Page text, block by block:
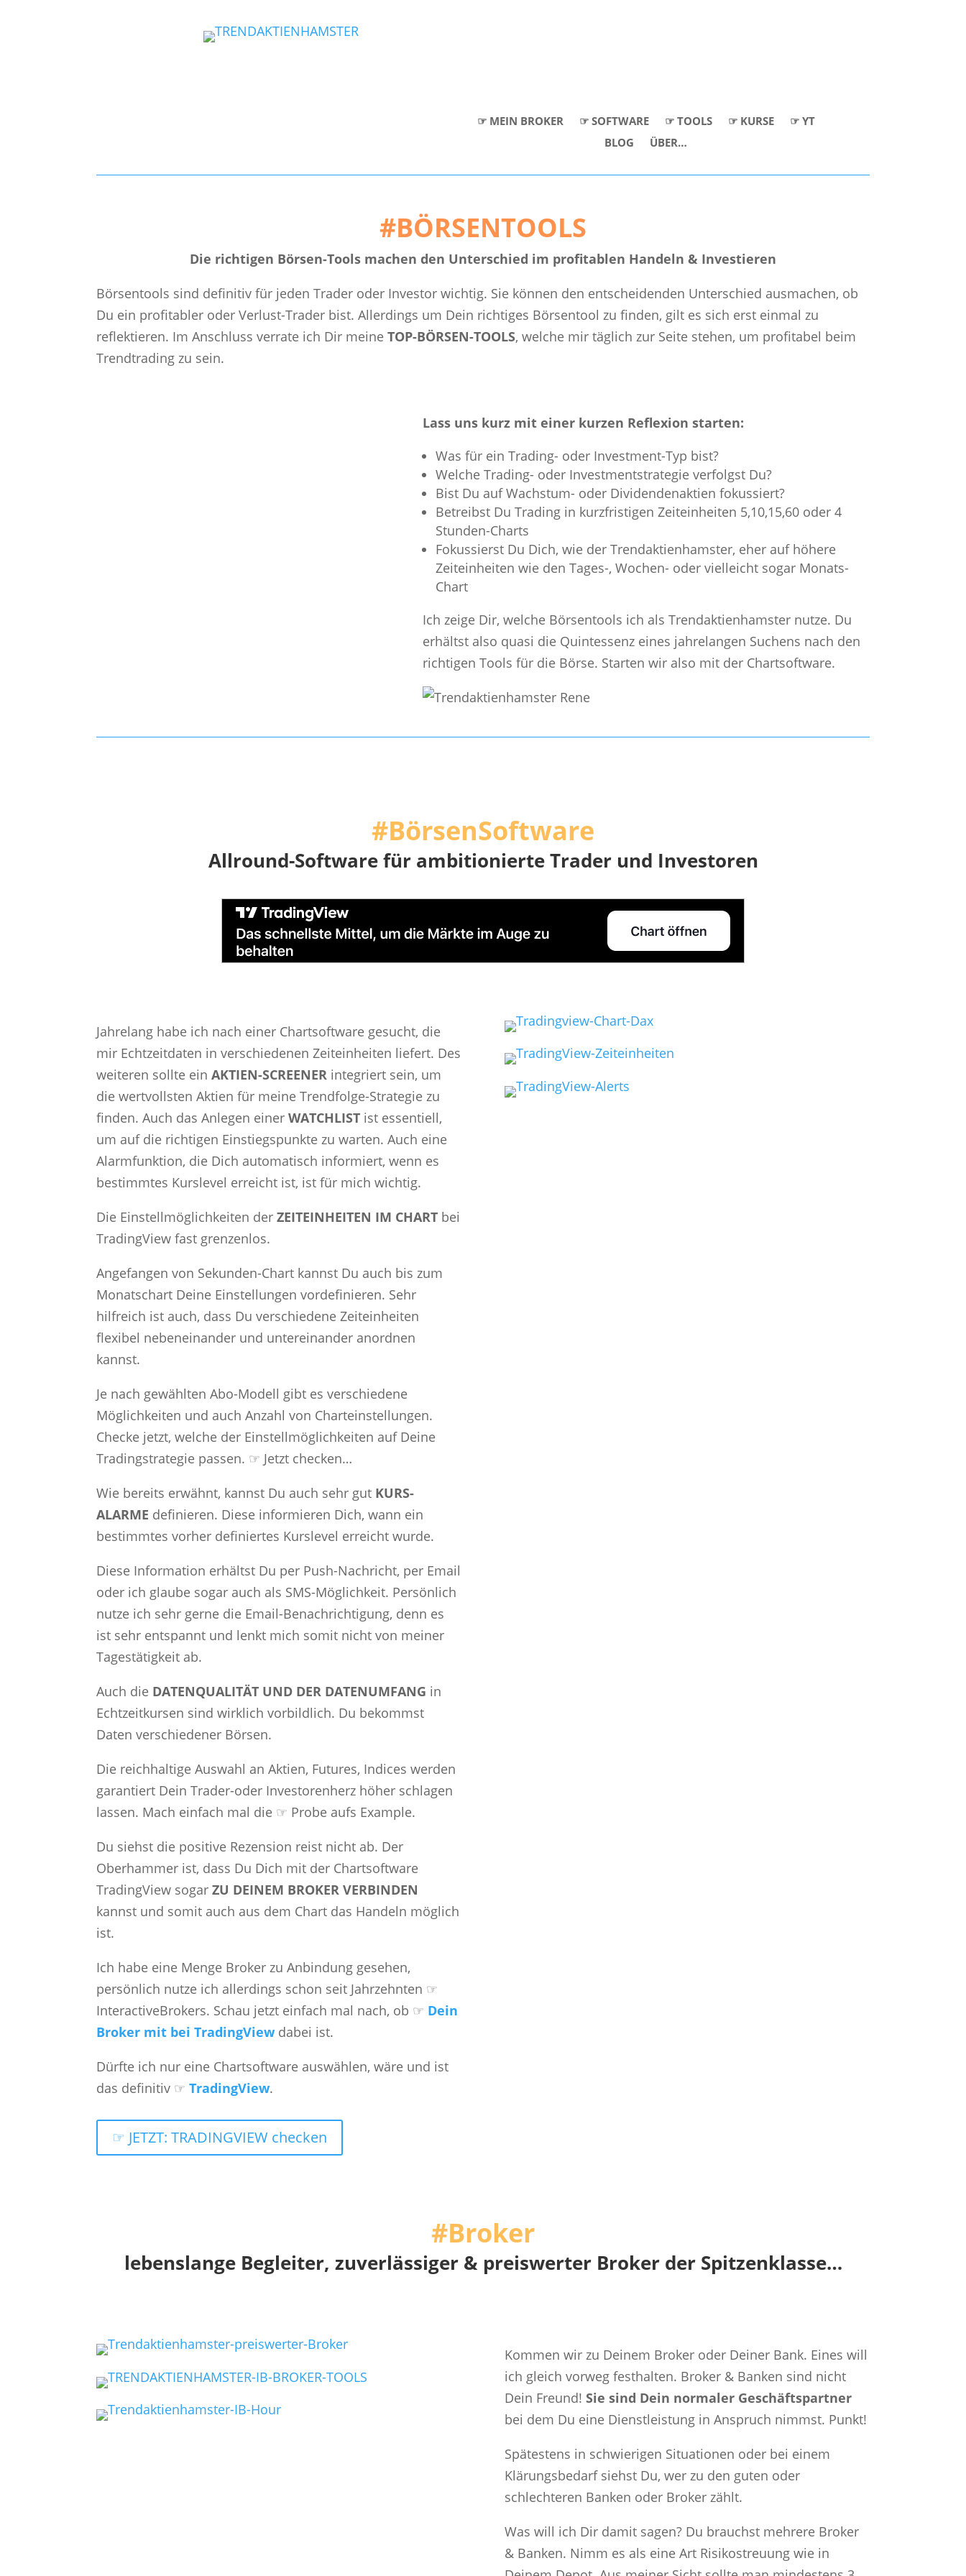
☞ MEIN BROKER ☞ SOFTWARE ☞ TOOLS ☞ KURSE
☞ YT
BLOG
ÜBER…
#BÖRSENTOOLS
Die richtigen Börsen-Tools machen den Unterschied im profitablen Handeln & Investieren
Börsentools sind definitiv für jeden Trader oder Investor wichtig. Sie können den entscheidenden Unterschied ausmachen, ob
Du ein profitabler oder Verlust-Trader bist. Allerdings um Dein richtiges Börsentool zu finden, gilt es sich erst einmal zu
reflektieren. Im Anschluss verrate ich Dir meineTOP-BÖRSEN-TOOLS, welche mir täglich zur Seite stehen, um profitabel beim
Trendtrading zu sein.
Lass uns kurz mit einer kurzen Reflexion starten:
Was für ein Trading- oder Investment-Typ bist?
Welche Trading- oder Investmentstrategie verfolgst Du?
Bist Du auf Wachstum- oder Dividendenaktien fokussiert?
Betreibst Du Trading in kurzfristigen Zeiteinheiten 5,10,15,60 oder 4
Stunden-Charts
Fokussierst Du Dich, wie der Trendaktienhamster, eher auf höhere
Zeiteinheiten wie den Tages-, Wochen- oder vielleicht sogar Monats-
Chart
Ich zeige Dir, welche Börsentools ich als Trendaktienhamster nutze. Du
erhältst also quasi die Quintessenz eines jahrelangen Suchens nach den
richtigen Tools für die Börse. Starten wir also mit der Chartsoftware.
#BörsenSoftware
Allround-Softwarefür ambitionierte Trader und Investoren
Jahrelang habe ich nach einer Chartsoftware gesucht, die
mir Echtzeitdaten in verschiedenen Zeiteinheiten liefert. Des
weiteren sollte einAKTIEN-SCREENER integriert sein, um
die wertvollsten Aktien für meine Trendfolge-Strategie zu
finden. Auch das Anlegen einerWATCHLIST ist essentiell,
um auf die richtigen Einstiegspunkte zu warten. Auch eine
Alarmfunktion, die Dich automatisch informiert, wenn es
bestimmtes Kurslevel erreicht ist, ist für mich wichtig.
Die Einstellmöglichkeiten derZEITEINHEITEN IM CHART bei
TradingView fast grenzenlos.
Angefangen von Sekunden-Chart kannst Du auch bis zum
Monatschart Deine Einstellungen vordefinieren. Sehr
hilfreich ist auch, dass Du verschiedene Zeiteinheiten
flexibel nebeneinander und untereinander anordnen
kannst.
Je nach gewählten Abo-Modell gibt es verschiedene
Möglichkeiten und auch Anzahl von Charteinstellungen.
Checke jetzt, welche der Einstellmöglichkeiten auf Deine
Tradingstrategie passen. ☞ Jetzt checken…
Wie bereits erwähnt, kannst Du auch sehr gut KURS-
ALARME definieren. Diese informieren Dich, wann ein
bestimmtes vorher definiertes Kurslevel erreicht wurde.
Diese Information erhältst Du per Push-Nachricht, per Email
oder ich glaube sogar auch als SMS-Möglichkeit. Persönlich
nutze ich sehr gerne die Email-Benachrichtigung, denn es
ist sehr entspannt und lenkt mich somit nicht von meiner
Tagestätigkeit ab.
Auch die DATENQUALITÄT UND DER DATENUMFANG in
Echtzeitkursen sind wirklich vorbildlich. Du bekommst
Daten verschiedener Börsen.
Die reichhaltige Auswahl an Aktien, Futures, Indices werden
garantiert Dein Trader-oder Investorenherz höher schlagen
lassen. Mach einfach mal die ☞ Probe aufs Example.
Du siehst die positive Rezension reist nicht ab. Der
Oberhammer ist, dass Du Dich mit der Chartsoftware
TradingView sogarZU DEINEM BROKER VERBINDEN
kannst und somit auch aus dem Chart das Handeln möglich
ist.
Ich habe eine Menge Broker zu Anbindung gesehen,
persönlich nutze ich allerdings schon seit Jahrzehnten ☞
InteractiveBrokers. Schau jetzt einfach mal nach, ob ☞ Dein
Broker mit bei TradingView dabei ist.
Dürfte ich nur eine Chartsoftware auswählen, wäre und ist
das definitiv ☞TradingView.
☞ JETZT: TRADINGVIEW checken
#Broker
lebenslange Begleiter, zuverlässiger & preiswerter Broker der Spitzenklasse…
Kommen wir zu Deinem Broker oder Deiner Bank. Eines will
ich gleich vorweg festhalten. Broker & Banken sind nicht
Dein Freund! Sie sind Dein normaler Geschäftspartner
bei dem Du eine Dienstleistung in Anspruch nimmst. Punkt!
Spätestens in schwierigen Situationen oder bei einem
Klärungsbedarf siehst Du, wer zu den guten oder
schlechteren Banken oder Broker zählt.
Was will ich Dir damit sagen? Du brauchst mehrere Broker
& Banken. Nimm es als eine Art Risikostreuung wie in